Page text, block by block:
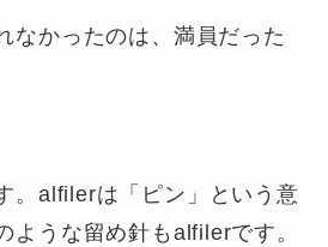
なかったのは、満員だった
。alfilerは「ピン」という意
ような留め針もalfilerです。